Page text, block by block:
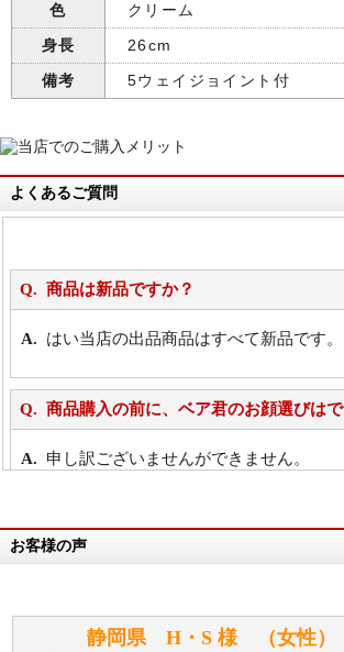
色
クリーム
身長
26cm
備考
5ウェイジョイント付
よくあるご質問
商品は新品ですか？
はい当店の出品商品はすべて新品です。
商品購入の前に、ベア君のお顔選びは
申し訳ございませんができません。
万が一欲しい商品が見つからない場合は
お任せください！それは当店が謡って
てなしの心」で対応させていただきます
お客様の声
静岡県 H・S 様 （女